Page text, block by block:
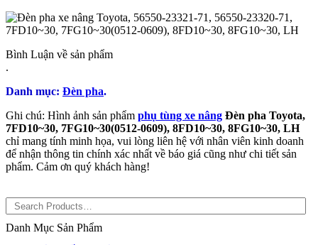
Bình Luận về sản phẩm
.
Danh mục: Đèn pha.
Ghi chú: Hình ảnh sản phẩm phụ tùng xe nâng Đèn pha Toyota,
7FD10~30, 7FG10~30(0512-0609), 8FD10~30, 8FG10~30, LH
chỉ mang tính minh họa, vui lòng liên hệ với nhân viên kinh doanh
để nhận thông tin chính xác nhất về báo giá cũng như chi tiết sản
phẩm. Cảm ơn quý khách hàng!
Danh Mục Sản Phẩm